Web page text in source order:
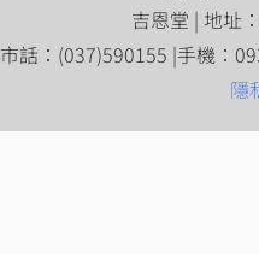
吉恩堂 | 地址
市話：(037)590155 |手機：
隱